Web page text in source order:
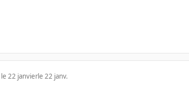
le 22 janvierle 22 janv.